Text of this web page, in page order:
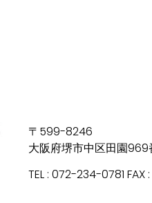
〒599-8246
大阪府堺市中区田園969
TEL : 072-234-0781